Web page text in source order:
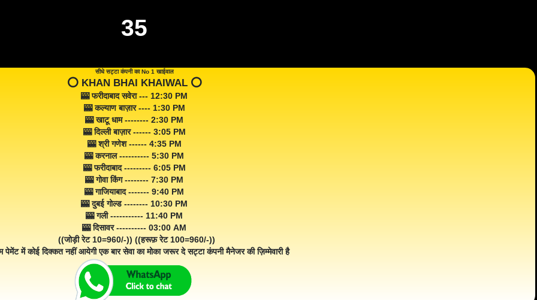
35
सीधे सट्टा कंपनी का No 1 खाईवाल
⭕️ KHAN BHAI KHAIWAL ⭕️
🎰 फरीदाबाद सवेरा --- 12:30 PM
🎰 कल्याण बाज़ार ---- 1:30 PM
🎰 खाटू धाम -------- 2:30 PM
🎰 दिल्ली बाज़ार ------ 3:05 PM
🎰 श्री गणेश ------ 4:35 PM
🎰 करनाल ---------- 5:30 PM
🎰 फरीदाबाद --------- 6:05 PM
🎰 गोवा किंग -------- 7:30 PM
🎰 गाजियाबाद ------- 9:40 PM
🎰 दुबई गोल्ड -------- 10:30 PM
🎰 गली ----------- 11:40 PM
🎰 दिसावर ---------- 03:00 AM
((जोड़ी रेट 10=960/-)) ((हरूफ़ रेट 100=960/-))
पेमेंट में कोई दिक्कत नहीं आयेगी एक बार सेवा का मोका जरूर दे सट्टा कंपनी मैनेजर की ज़िम्मेवारी है